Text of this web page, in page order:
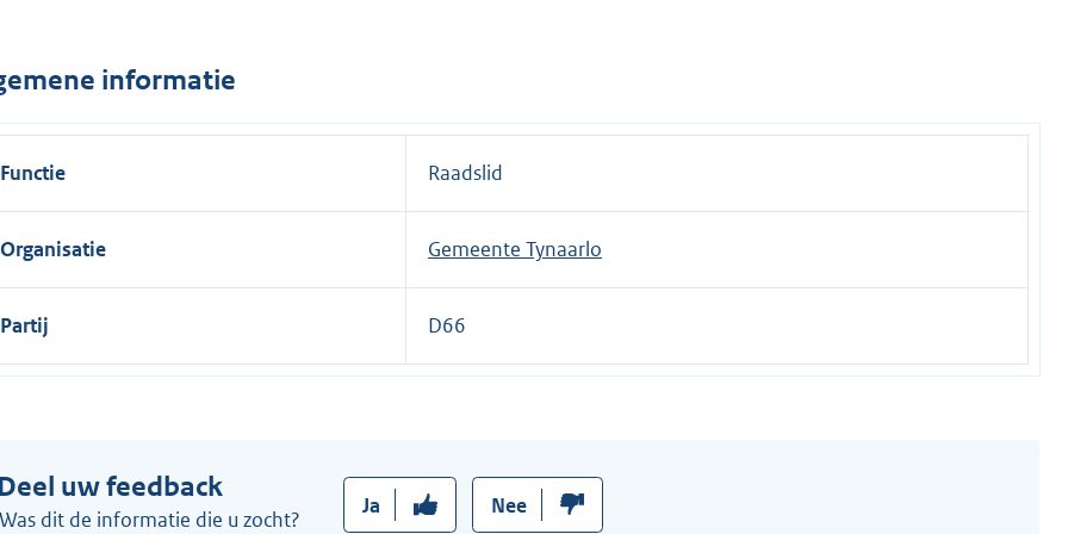
n
:
informatie
Functie Raadslid
Organisatie Gemeente Tynaarlo
Partij D66
uw feedback
Was dit de informatie die u zocht?
Ja Nee